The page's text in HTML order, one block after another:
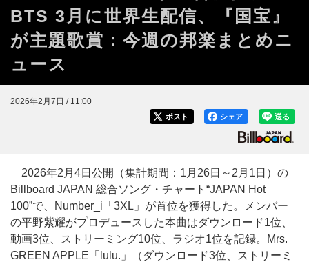
BTS 3月に世界生配信、『国宝』
が主題歌賞：今週の邦楽まとめニ
ュース
2026年2月7日 / 11:00
送る
シェア
ポスト
2026年2月4日公開（集計期間：1月26日～2月1日）の
Billboard JAPAN 総合ソング・チャート“JAPAN Hot
100”で、Number_i「3XL」が首位を獲得した。メンバー
の平野紫耀がプロデュースした本曲はダウンロード1位、
動画3位、ストリーミング10位、ラジオ1位を記録。Mrs.
GREEN APPLE「lulu.」（ダウンロード3位、ストリーミ